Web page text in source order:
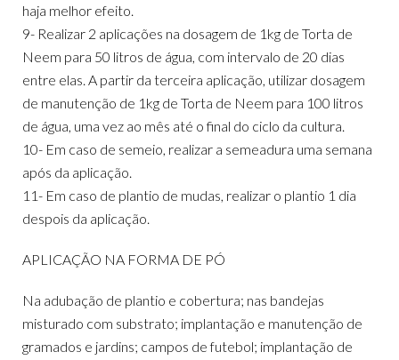
haja melhor efeito.
9- Realizar 2 aplicações na dosagem de 1kg de Torta de
Neem para 50 litros de água, com intervalo de 20 dias
entre elas. A partir da terceira aplicação, utilizar dosagem
de manutenção de 1kg de Torta de Neem para 100 litros
de água, uma vez ao mês até o final do ciclo da cultura.
10- Em caso de semeio, realizar a semeadura uma semana
após da aplicação.
11- Em caso de plantio de mudas, realizar o plantio 1 dia
despois da aplicação.
APLICAÇÃO NA FORMA DE PÓ
Na adubação de plantio e cobertura; nas bandejas
misturado com substrato; implantação e manutenção de
gramados e jardins; campos de futebol; implantação de